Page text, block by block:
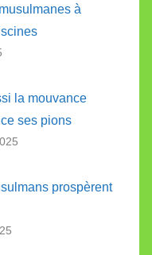
à
la mouvance
ses pions
prospèrent